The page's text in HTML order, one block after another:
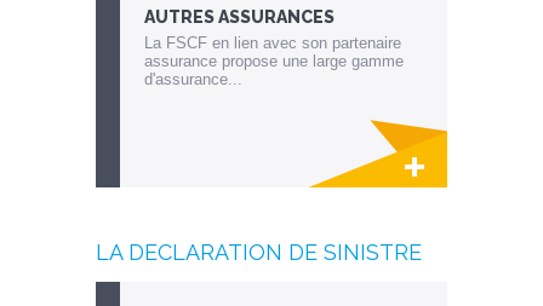
AUTRES ASSURANCES
La FSCF en lien avec son partenaire
assurance propose une large gamme
d'assurance...
LA DECLARATION DE SINISTRE